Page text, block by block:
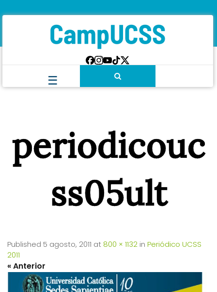
periodicouc
ss05ult
Published 5 agosto, 2011 at 800 × 1132 in Periódico UCSS
2011